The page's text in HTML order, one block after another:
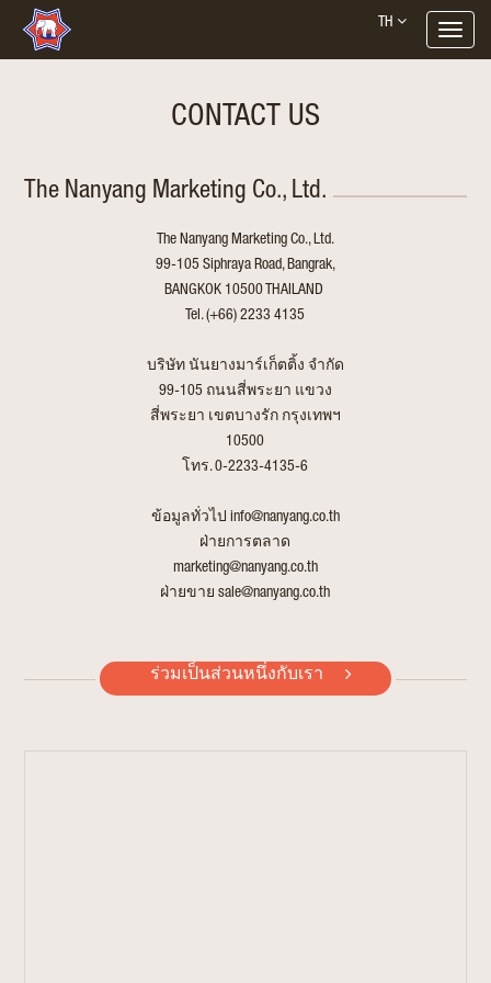
Toggle
CONTACT US
The Nanyang Marketing Co., Ltd.
The Nanyang Marketing Co., Ltd.
99-105 Siphraya Road, Bangrak,
BANGKOK 10500 THAILAND
Tel. (+66) 2233 4135
บริษัท นันยางมาร์เก็ตติ้ง จำกัด
99-105 ถนนสี่พระยา แขวง
สี่พระยา เขตบางรัก กรุงเทพฯ
10500
โทร. 0-2233-4135-6
ข้อมูลทั่วไป info@nanyang.co.th
ฝ่ายการตลาด
marketing@nanyang.co.th
ฝ่ายขายsale@nanyang.co.th
ร่วมเป็นส่วนหนึ่งกับเรา